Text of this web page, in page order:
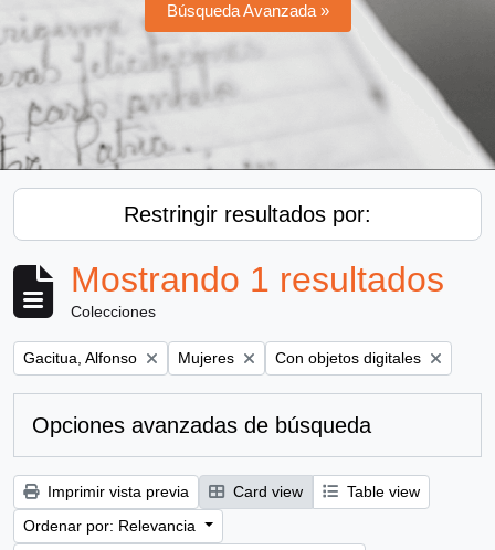
Búsqueda Avanzada »
Restringir resultados por:
Mostrando 1 resultados
Colecciones
Remove filter:
Gacitua, Alfonso Remove filter:
Mujeres Remove filter:
Con objetos digitales
Opciones avanzadas de búsqueda
Imprimir vista previa Card view
Table view
Ordenar por: Relevancia